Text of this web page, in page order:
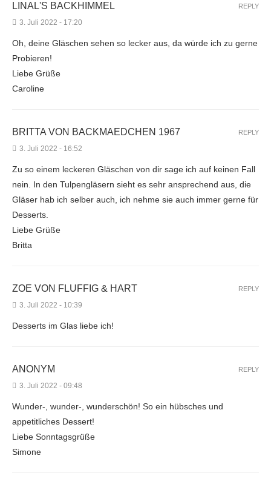
LINAL'S BACKHIMMEL
3. Juli 2022 - 17:20
Oh, deine Gläschen sehen so lecker aus, da würde ich zu gerne
Probieren!
Liebe Grüße
Caroline
REPLY
BRITTA VON BACKMAEDCHEN 1967
3. Juli 2022 - 16:52
Zu so einem leckeren Gläschen von dir sage ich auf keinen Fall
nein. In den Tulpengläsern sieht es sehr ansprechend aus, die
Gläser hab ich selber auch, ich nehme sie auch immer gerne für
Desserts.
Liebe Grüße
Britta
REPLY
ZOE VON FLUFFIG & HART
3. Juli 2022 - 10:39
Desserts im Glas liebe ich!
REPLY
ANONYM
3. Juli 2022 - 09:48
Wunder-, wunder-, wunderschön! So ein hübsches und
appetitliches Dessert!
Liebe Sonntagsgrüße
Simone
REPLY